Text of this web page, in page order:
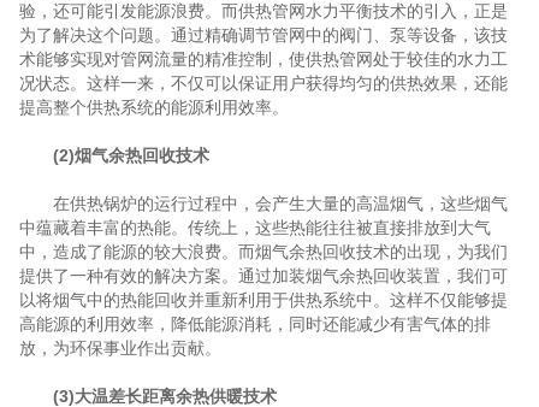
验，还可能引发能源浪费。而供热管网水力平衡技术的引入，正是
为了解决这个问题。通过精确调节管网中的阀门、泵等设备，该技
术能够实现对管网流量的精准控制，使供热管网处于较佳的水力工
况状态。这样一来，不仅可以保证用户获得均匀的供热效果，还能
提高整个供热系统的能源利用效率。
(2)烟气余热回收技术
在供热锅炉的运行过程中，会产生大量的高温烟气，这些烟气
中蕴藏着丰富的热能。传统上，这些热能往往被直接排放到大气
中，造成了能源的较大浪费。而烟气余热回收技术的出现，为我们
提供了一种有效的解决方案。通过加装烟气余热回收装置，我们可
以将烟气中的热能回收并重新利用于供热系统中。这样不仅能够提
高能源的利用效率，降低能源消耗，同时还能减少有害气体的排
放，为环保事业作出贡献。
(3)大温差长距离余热供暖技术